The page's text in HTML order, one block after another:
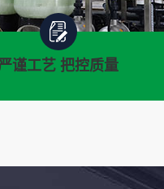
谨工艺 把控质量